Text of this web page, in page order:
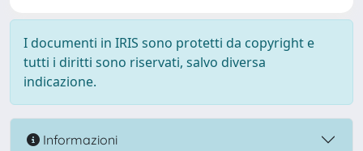
I documenti in IRIS sono protetti da copyright e
tutti i diritti sono riservati, salvo diversa
indicazione.
Informazioni